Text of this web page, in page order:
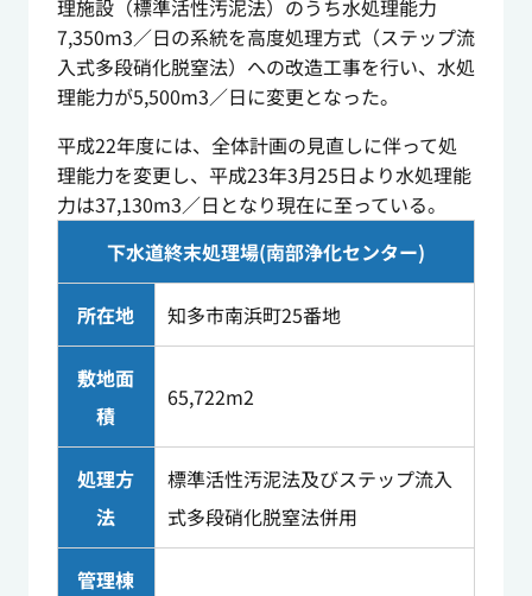
理施設（標準活性汚泥法）のうち水処理能力
7,350m3／日の系統を高度処理方式（ステップ流
入式多段硝化脱窒法）への改造工事を行い、水処
理能力が5,500m3／日に変更となった。
平成22年度には、全体計画の見直しに伴って処
理能力を変更し、平成23年3月25日より水処理能
力は37,130m3／日となり現在に至っている。
下水道終末処理場(南部浄化センター)
所在地 知多市南浜町25番地
敷地面
積
65,722m2
処理方
法
標準活性汚泥法及びステップ流入
式多段硝化脱窒法併用
管理棟